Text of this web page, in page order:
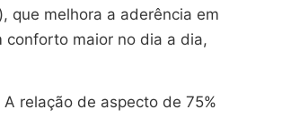
que melhora a aderência em
maior no dia a dia,
relação de aspecto de 75%